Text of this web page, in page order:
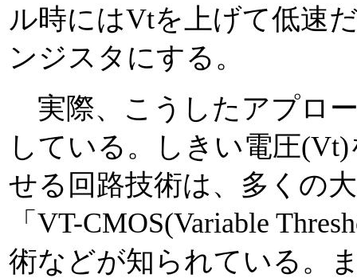
ル時にはVtを上げて低速
ンジスタにする。
実際、こうしたアプロ
している。しきい電圧
せる回路技術は、多くの
「VT-CMOS(Variable
術などが知られている。